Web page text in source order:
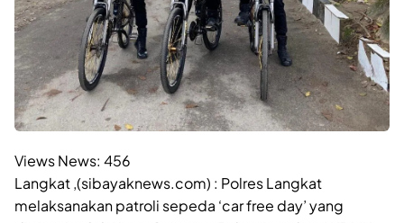
Views News: 456
Langkat ,(sibayaknews.com) : Polres Langkat
melaksanakan patroli sepeda ‘car free day’ yang